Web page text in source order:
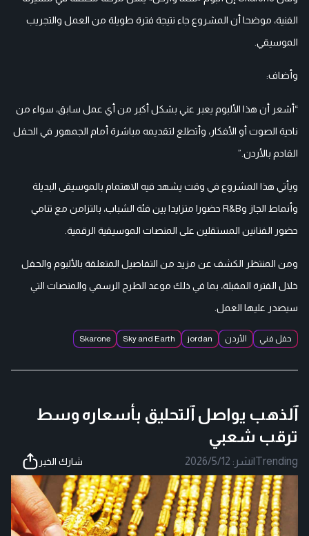
الفنية، موضحا أن المشروع جاء نتيجة فترة طويلة من العمل والتجريب
الموسيقي.
وأضاف:
“أشعر أن هذا الألبوم يعبر عني بشكل أكبر من أي عمل سابق، سواء من
ناحية الصوت أو الأفكار، وأتطلع لتقديمه مباشرة أمام الجمهور في الحفل
القادم بالأردن.”
ويأتي هذا المشروع في وقت يشهد فيه الاهتمام بالموسيقى البديلة
وأنماط الجاز وR&B حضورا متزايدا بين فئة الشباب، بالتزامن مع تنامي
حضور الفنانين المستقلين على المنصات الموسيقية الرقمية.
ومن المنتظر الكشف عن مزيد من التفاصيل المتعلقة بالألبوم والحفل
خلال الفترة المقبلة، بما في ذلك موعد الطرح الرسمي والمنصات التي
سيصدر عليها العمل.
حفل فني الأردن jordan
Sky and Earth
Skarone
ٱلذهب يواصل ٱلتحليق بأسعاره وسط
ترقب شعبي
Trending
|نشر: 2026/5/12 شارك الخبر